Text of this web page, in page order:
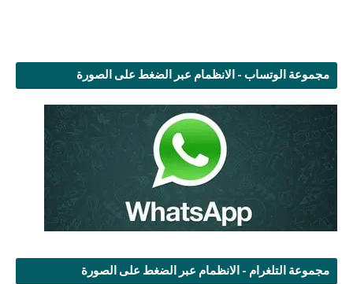
مجموعة الوتساب - الانظمام عبر الضغط على الصورة
مجموعة التلغرام - الانظمام عبر الضغط على الصورة